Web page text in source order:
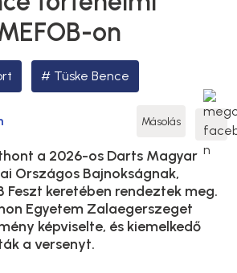
on
Tüske Bence
Másolás
a 2026-os Darts Magyar
Országos Bajnokságnak,
Feszt keretében rendeztek meg.
Egyetem Zalaegerszeget
képviselte, és kiemelkedő
a versenyt.